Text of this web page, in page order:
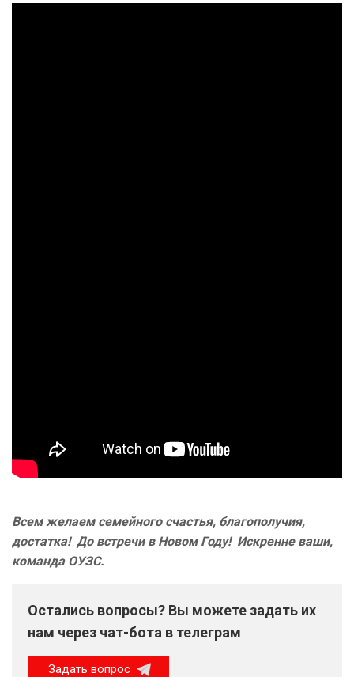
Всем желаем семейного счастья, благополучия,
достатка! До встречи в Новом Году! Искренне ваши,
команда ОУЗС.
Остались вопросы? Вы можете задать их
нам через чат-бота в телеграм
Задать вопрос